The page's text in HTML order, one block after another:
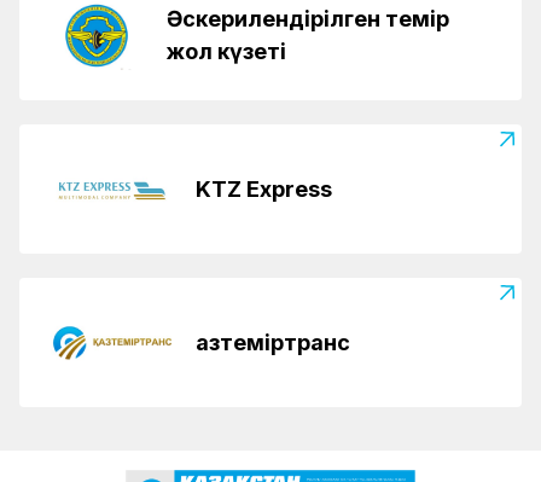
Әскерилендірілген темір
жол күзеті
KTZ Express
Қазтеміртранс